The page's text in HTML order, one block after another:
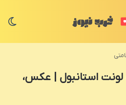
استانبول | عکس،